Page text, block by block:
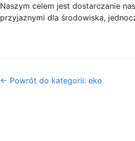
Naszym celem jest dostarczanie
przyjaznymi dla środowiska,
← Powrót do kategorii: eko